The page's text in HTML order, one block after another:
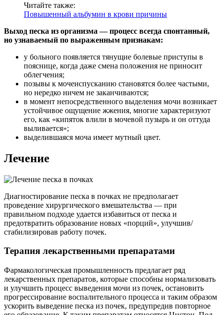
Читайте также:
Повышенный альбумин в крови причины
Выход песка из организма — процесс всегда спонтанный,
но узнаваемый по выраженным признакам:
у больного появляется тянущие болевые приступы в
пояснице, когда даже смена положения не приносит
облегчения;
позывы к мочеиспусканию становятся более частыми,
но нередко ничем не заканчиваются;
в момент непосредственного выделения мочи возникает
устойчивое ощущение жжения, многие характеризуют
его, как «кипяток влили в мочевой пузырь и он оттуда
выливается»;
выделившаяся моча имеет мутный цвет.
Лечение
Диагностирование песка в почках не предполагает
проведение хирургического вмешательства — при
правильном подходе удается избавиться от песка и
предотвратить образование новых «порций», улучшив/
стабилизировав работу почек.
Терапия лекарственными препаратами
Фармакологическая промышленность предлагает ряд
лекарственных препаратов, которые способны нормализовать
и улучшить процесс выведения мочи из почек, остановить
прогрессирование воспалительного процесса и таким образом
ускорить выведение песка из почек, предупредив повторное